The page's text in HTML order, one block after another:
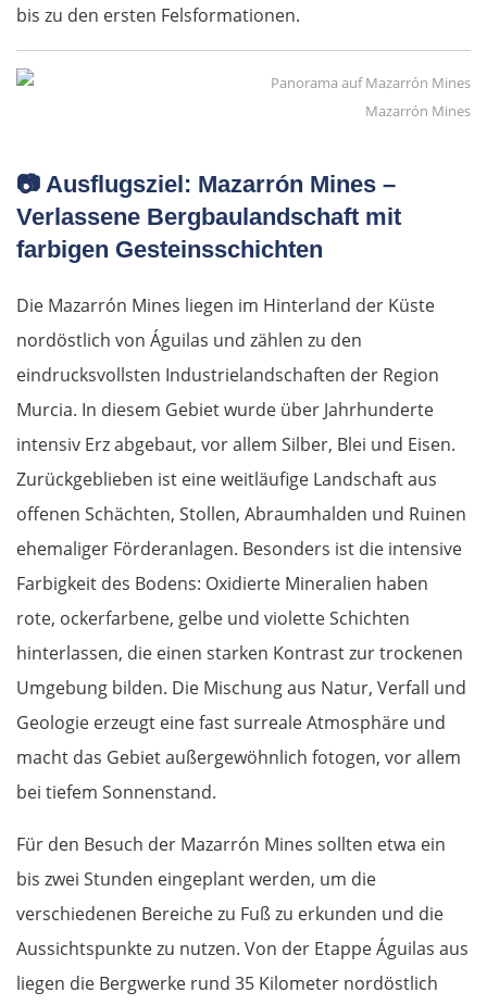
bis zu den ersten Felsformationen.
Mazarrón Mines
📷 Ausflugsziel: Mazarrón Mines –
Verlassene Bergbaulandschaft mit
farbigen Gesteinsschichten
Die Mazarrón Mines liegen im Hinterland der Küste
nordöstlich von Águilas und zählen zu den
eindrucksvollsten Industrie­landschaften der Region
Murcia. In diesem Gebiet wurde über Jahrhunderte
intensiv Erz abgebaut, vor allem Silber, Blei und Eisen.
Zurückgeblieben ist eine weitläufige Landschaft aus
offenen Schächten, Stollen, Abraumhalden und Ruinen
ehemaliger Förderanlagen. Besonders ist die intensive
Farbigkeit des Bodens: Oxidierte Mineralien haben
rote, ockerfarbene, gelbe und violette Schichten
hinterlassen, die einen starken Kontrast zur trockenen
Umgebung bilden. Die Mischung aus Natur, Verfall und
Geologie erzeugt eine fast surreale Atmosphäre und
macht das Gebiet außergewöhnlich fotogen, vor allem
bei tiefem Sonnenstand.
Für den Besuch der Mazarrón Mines sollten etwa ein
bis zwei Stunden eingeplant werden, um die
verschiedenen Bereiche zu Fuß zu erkunden und die
Aussichtspunkte zu nutzen. Von der Etappe Águilas aus
liegen die Bergwerke rund 35 Kilometer nordöstlich
Ioannina
Giannitsa
Bulgarien West
Blagoewgrad
Sofia
Montana
Widin
Rumänien West
Târgu Jiu
Petroșani
Diemrich
Lugosch